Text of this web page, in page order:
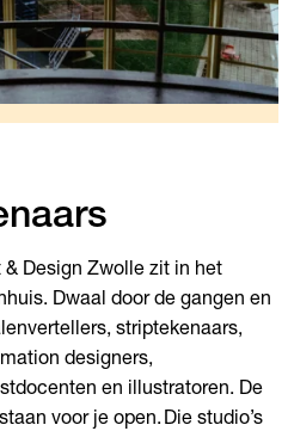
Design Zwolle zit in het
Dwaal door de gangen en
striptekenaars,
designers,
en illustratoren. De
voor je open. Die studio’s